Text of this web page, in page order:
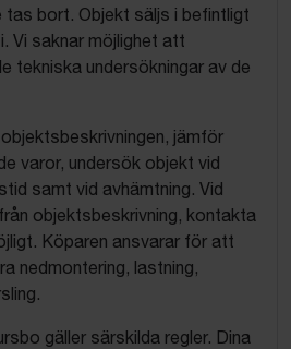
tas bort. Objekt säljs i befintligt
Vi saknar möjlighet att
tekniska undersökningar av de
jämför
varor, undersök objekt vid
samt vid avhämtning. Vid
objektsbeskrivning, kontakta
Köparen ansvarar för att
nedmontering, lastning,
gäller särskilda regler. Dina